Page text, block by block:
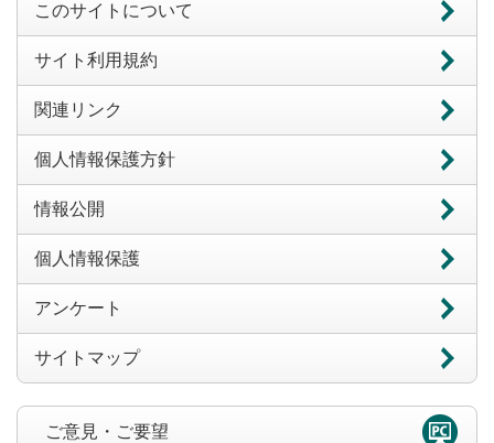
このサイトについて
サイト利用規約
関連リンク
個人情報保護方針
情報公開
個人情報保護
アンケート
サイトマップ
ご意見・ご要望